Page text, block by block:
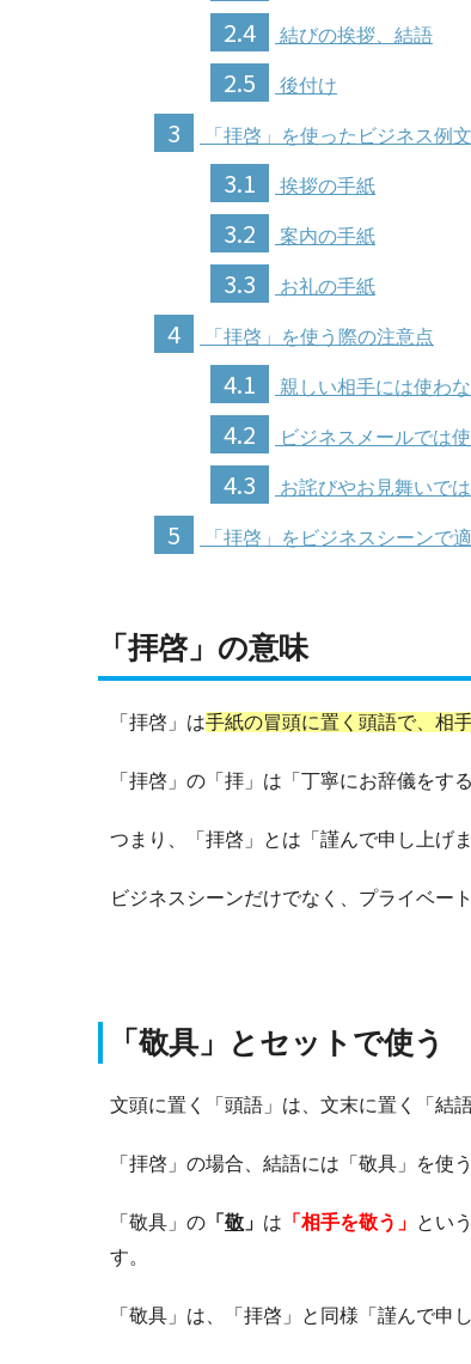
2.4 結びの挨拶、結語
2.5 後付け
3 「拝啓」を使ったビジネス例文
3.1 挨拶の手紙
3.2 案内の手紙
3.3 お礼の手紙
4 「拝啓」を使う際の注意点
4.1 親しい相手には使わ
4.2 ビジネスメールでは
4.3 お詫びやお見舞いで
5 「拝啓」をビジネスシーンで
「拝啓」の意味
「拝啓」は手紙の冒頭に置く頭語で、相
「拝啓」の「拝」は「丁寧にお辞儀をす
つまり、「拝啓」とは「謹んで申し上げ
ビジネスシーンだけでなく、プライベー
「敬具」とセットで使う
文頭に置く「頭語」は、文末に置く「結
「拝啓」の場合、結語には「敬具」を使
「敬具」の 「 敬 」 は 「相手を敬う」 とい
す。
「敬具」は、「拝啓」と同様「謹んで申